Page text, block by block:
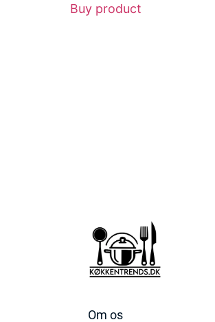
Buy product
Om os